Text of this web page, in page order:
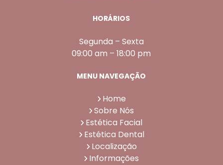
Dentadura Preço
Dentadura Inferior
HORÁRIOS
Segunda – Sexta
09:00 am – 18:00 pm
MENU NAVEGAÇÃO
Home
Sobre Nós
Estética Facial
Estética Dental
Localização
Informações